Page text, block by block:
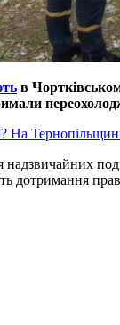
в
На
дотримання